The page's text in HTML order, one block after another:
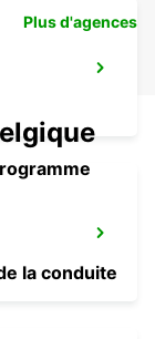
Plus d'agences
la conduite